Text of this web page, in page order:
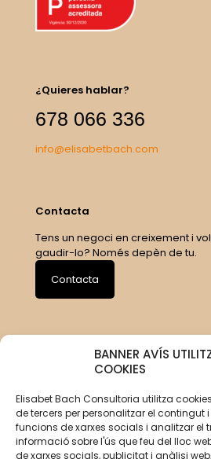
BANNER AVÍS
COOKIES
Elisabet Bach Consultoria utilitza
de tercers per personalitzar el contingut
funcions de xarxes socials i analitzar el
informació sobre l'ús que feu del lloc
de xarxes socials, publicitat i anàlisi
¿Quieres hablar?
678 066 336
info@elisabetbach.com
Contacta
Tens un negoci en creixement i
gaudir-lo? Només depèn de tu.
Contacta